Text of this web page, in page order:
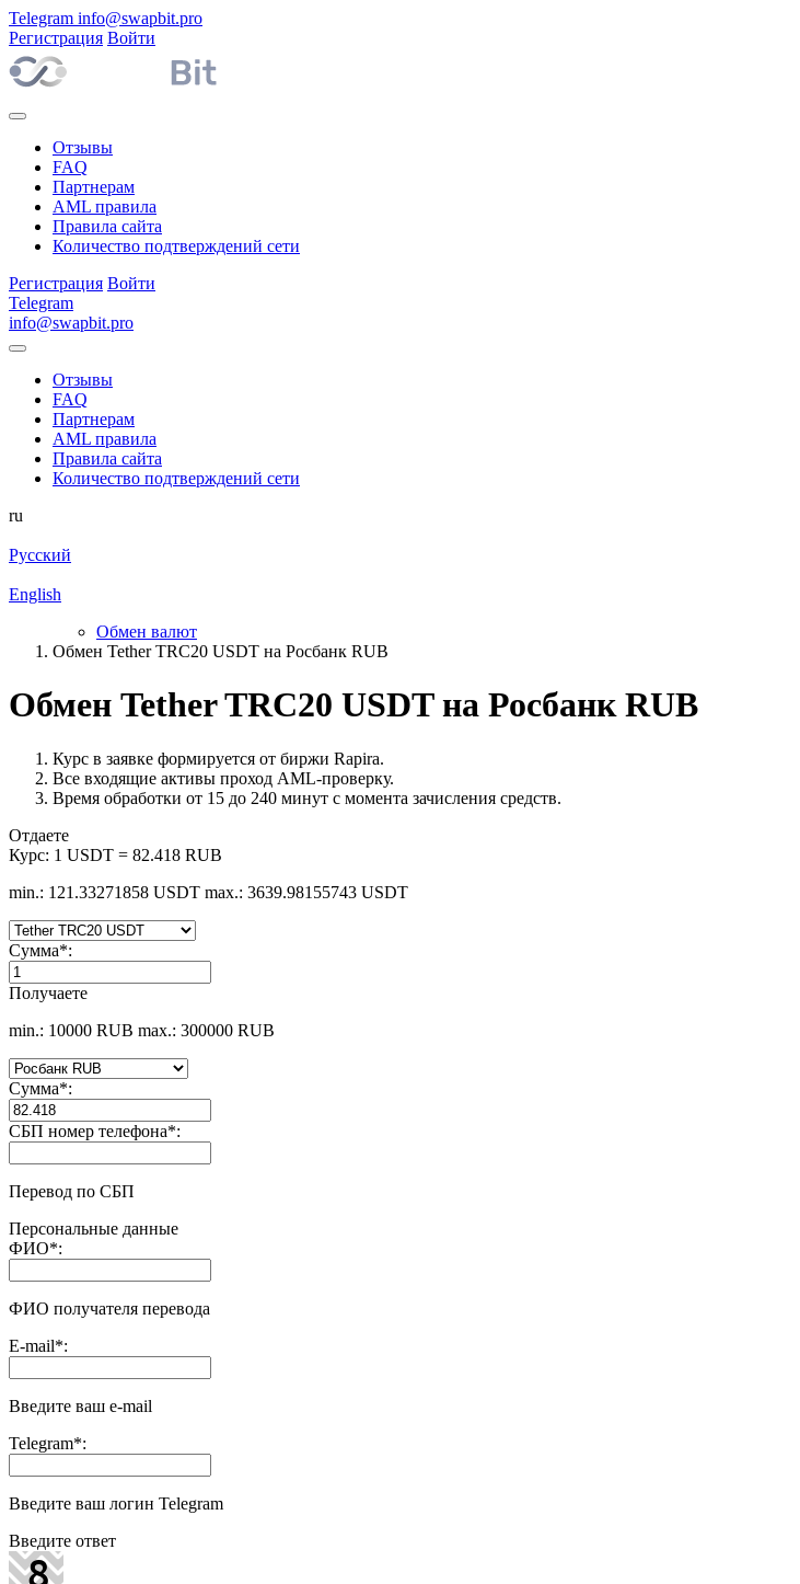
Telegram info@swapbit.pro
Регистрация Войти
Отзывы
FAQ
Партнерам
AML правила
Правила сайта
Количество подтверждений сети
Регистрация Войти
Telegram
info@swapbit.pro
Отзывы
FAQ
Партнерам
AML правила
Правила сайта
Количество подтверждений сети
ru
Русский
English
Обмен валют
Обмен Tether TRC20 USDT на Росбанк RUB
Обмен Tether TRC20 USDT на Росбанк RUB
Курс в заявке формируется от биржи Rapira.
Все входящие активы проход AML-проверку.
Время обработки от 15 до 240 минут с момента зачисления средств.
Отдаете
Курс: 1 USDT = 82.418 RUB
min.: 121.33271858 USDT max.: 3639.98155743 USDT
Сумма*:
Получаете
min.: 10000 RUB max.: 300000 RUB
Сумма*:
СБП номер телефона*:
Перевод по СБП
Персональные данные
ФИО*:
ФИО получателя перевода
E-mail*:
Введите ваш e-mail
Telegram*:
Введите ваш логин Telegram
Введите ответ